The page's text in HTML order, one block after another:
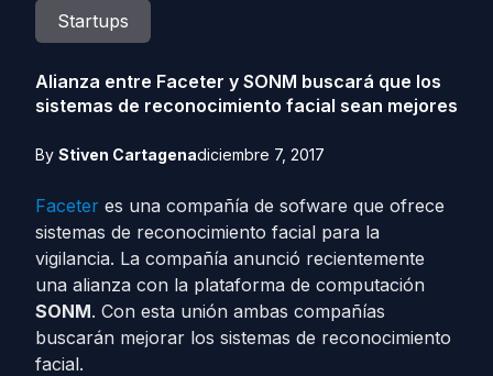
Startups
Alianza entre Faceter y SONM buscará que los
sistemas de reconocimiento facial sean mejores
By Stiven Cartagenadiciembre 7, 2017
Faceter es una compañía de sofware que ofrece
sistemas de reconocimiento facial para la
vigilancia. La compañía anunció recientemente
una alianza con la plataforma de computación
SONM. Con esta unión ambas compañías
buscarán mejorar los sistemas de reconocimiento
facial.